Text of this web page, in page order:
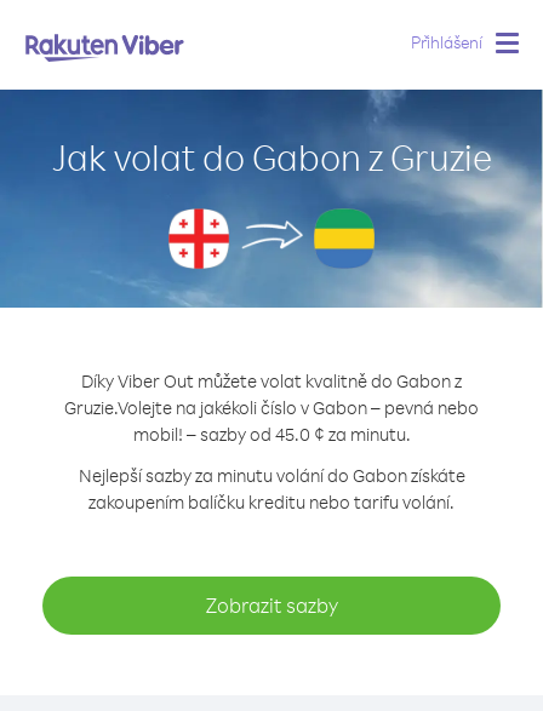
Přihlášení
Jak volat do Gabon z Gruzie
Díky Viber Out můžete volat kvalitně do Gabon z
Gruzie.Volejte na jakékoli číslo v Gabon – pevná nebo
mobil! – sazby od 45.0 ¢ za minutu.
Nejlepší sazby za minutu volání do Gabon získáte
zakoupením balíčku kreditu nebo tarifu volání.
Zobrazit sazby